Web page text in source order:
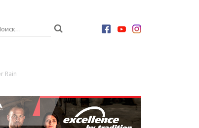
Rain